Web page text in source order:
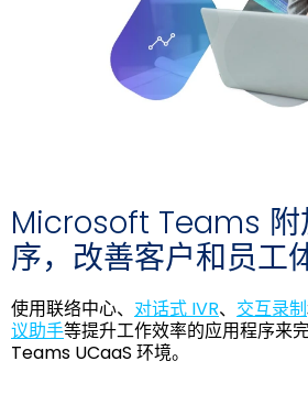
Microsoft Teams 附
序，改善客户和员工
使用联络中心、 对话式 IVR、 交互录制
议助手等提升工作效率的应用程序来
Teams UCaaS 环境。